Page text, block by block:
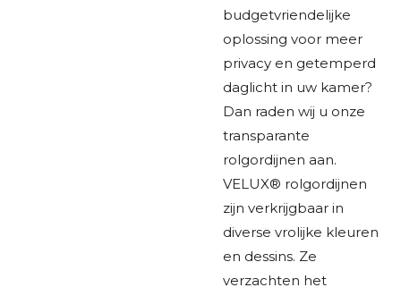
budgetvriendelijke
oplossing voor meer
privacy en getemperd
daglicht in uw kamer?
Dan raden wij u onze
transparante
rolgordijnen aan.
VELUX® rolgordijnen
zijn verkrijgbaar in
diverse vrolijke kleuren
en dessins. Ze
verzachten het